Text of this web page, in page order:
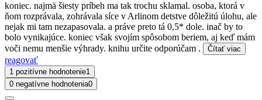
koniec. najmä šiesty príbeh ma tak trochu sklamal. osoba, ktorá v
ňom rozprávala, zohrávala síce v Arlinom detstve dôležitú úlohu, ale
nejak mi tam nezapasovala. a práve preto tá 0,5* dole. inač by to
bolo vynikajúce. koniec však svojím spôsobom beriem, aj keď mám
voči nemu menšie výhrady. knihu určite odporúčam .
Čítať viac
reagovať
1 pozitívne hodnotenie1
0 negatívne hodnotenia0